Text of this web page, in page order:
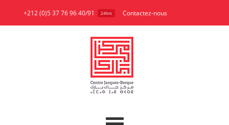
to
+212 (0)5 37 76 96 40/91 24hrs Contactez-nous